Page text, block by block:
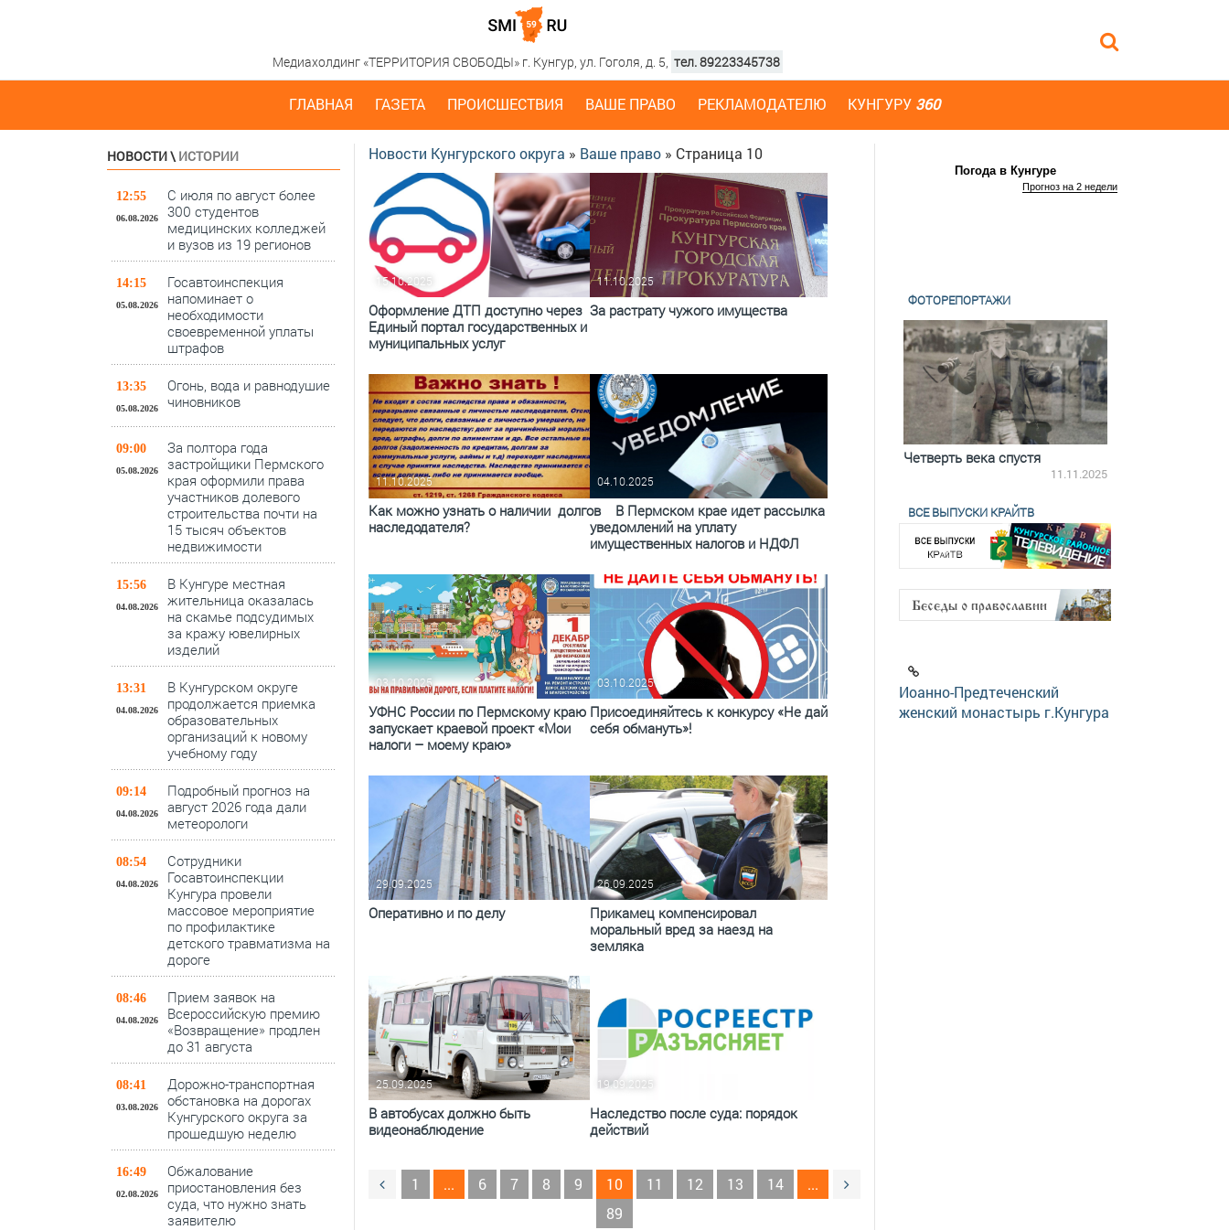
Медиахолдинг «ТЕРРИТОРИЯ СВОБОДЫ» г. Кунгур, ул. Гоголя, д. 5, тел. 89223345738
ГЛАВНАЯ ГАЗЕТА ПРОИСШЕСТВИЯ ВАШЕ ПРАВО РЕКЛАМОДАТЕЛЮ КУНГУРУ 360
НОВОСТИ\ ИСТОРИИ
12:55
06.08.2026
С июля по август более
300 студентов
медицинских колледжей
и вузов из 19 регионов
14:15
05.08.2026
Госавтоинспекция
напоминает о
необходимости
своевременной уплаты
штрафов
13:35
05.08.2026
Огонь, вода и равнодушие
чиновников
09:00
05.08.2026
За полтора года
застройщики Пермского
края оформили права
участников долевого
строительства почти на
15 тысяч объектов
недвижимости
15:56
04.08.2026
В Кунгуре местная
жительница оказалась
на скамье подсудимых
за кражу ювелирных
изделий
13:31
04.08.2026
В Кунгурском округе
продолжается приемка
образовательных
организаций к новому
учебному году
09:14
04.08.2026
Подробный прогноз на
август 2026 года дали
метеорологи
08:54
04.08.2026
Сотрудники
Госавтоинспекции
Кунгура провели
массовое мероприятие
по профилактике
детского травматизма на
дороге
08:46
04.08.2026
Прием заявок на
Всероссийскую премию
«Возвращение» продлен
до 31 августа
08:41
03.08.2026
Дорожно-транспортная
обстановка на дорогах
Кунгурского округа за
прошедшую неделю
16:49
02.08.2026
Обжалование
приостановления без
суда, что нужно знать
заявителю
Новости Кунгурского округа » Ваше право » Страница 10
15.10.2025
Оформление ДТП доступно через
Единый портал государственных и
муниципальных услуг
11.10.2025
За растрату чужого имущества
11.10.2025
Как можно узнать о наличии долгов
наследодателя?
04.10.2025
В Пермском крае идет рассылка
уведомлений на уплату
имущественных налогов и НДФЛ
03.10.2025
УФНС России по Пермскому краю
запускает краевой проект «Мои
налоги – моему краю»
03.10.2025
Присоединяйтесь к конкурсу «Не дай
себя обмануть»!
29.09.2025
Оперативно и по делу
26.09.2025
Прикамец компенсировал
моральный вред за наезд на
земляка
25.09.2025
В автобусах должно быть
видеонаблюдение
19.09.2025
Наследство после суда: порядок
действий
1 ... 6 7 8 9 10 11 12 13 14
...
89
Погода в Кунгуре
Прогноз на 2 недели
ФОТОРЕПОРТАЖИ
По итогам первой пятилетки Четверть века спустя
11.11.2025
ВСЕ ВЫПУСКИ КРАЙТВ
Иоанно-Предтеченский
женский монастырь г.Кунгура